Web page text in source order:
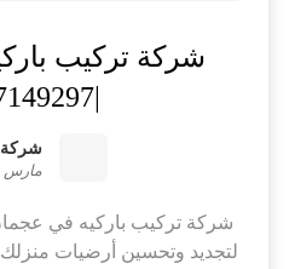
شركة تركيب
|0547149297
مارس 25, 2025
شركة تركيب باركيه في
لتجديد وتحسين أرضيات